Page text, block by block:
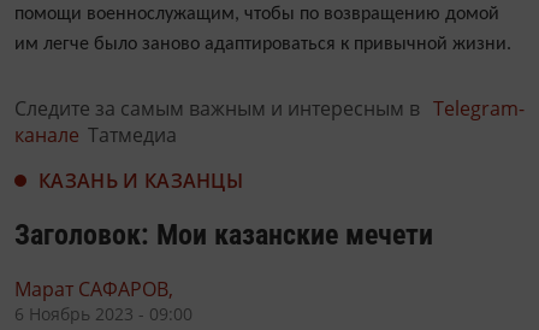
помощи военнослужащим, чтобы по возвращению домой
им легче было заново адаптироваться к привычной жизни.
Следите за самым важным и интересным в Telegram-
канале Татмедиа
КАЗАНЬ И КАЗАНЦЫ
Заголовок: Мои казанские мечети
Марат САФАРОВ,
6 Ноябрь 2023 - 09:00